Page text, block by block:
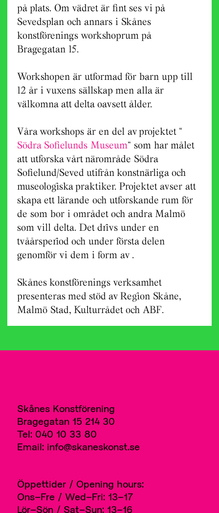
på plats. Om vädret är fint ses vi på
Sevedsplan och annars i Skånes
konstförenings workshoprum på
Bragegatan 15.
Workshopen är utformad för barn upp till
12 år i vuxens sällskap men alla är
välkomna att delta oavsett ålder.
Våra workshops är en del av projektet “
Södra Sofielunds Museum“ som har målet
att utforska vårt närområde Södra
Sofielund/Seved utifrån konstnärliga och
museologiska praktiker. Projektet avser att
skapa ett lärande och utforskande rum för
de som bor i området och andra Malmö
som vill delta. Det drivs under en
tvåårsperiod och under första delen
genomför vi dem i form av .
Skånes konstförenings verksamhet
presenteras med stöd av Region Skåne,
Malmö Stad, Kulturrådet och ABF.
Skånes Konstförening
Bragegatan 15 214 30
Tel: 040 10 33 80
Email: info@skaneskonst.se
Öppettider / Opening hours:
Ons–Fre / Wed–Fri: 13–17
Lör–Sön / Sat–Sun: 13–16